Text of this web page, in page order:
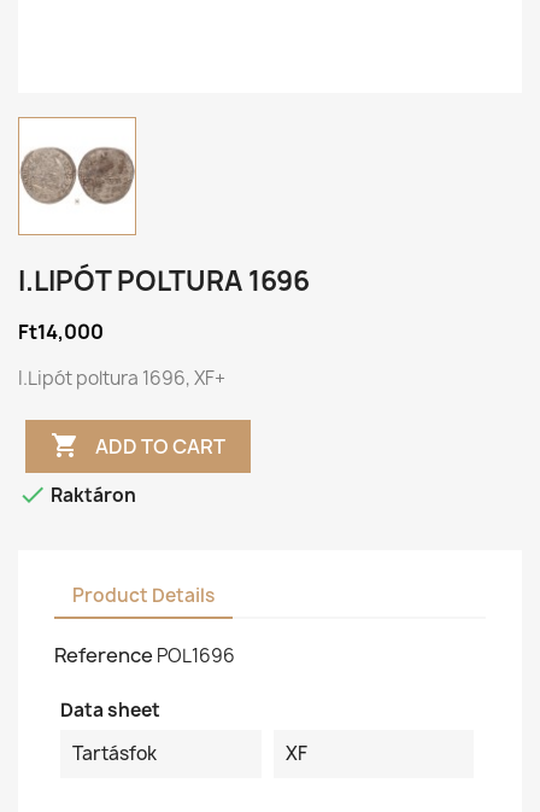
I.LIPÓT POLTURA 1696
Ft14,000
I.Lipót poltura 1696, XF+
 ADD TO CART
 Raktáron
Product Details
Reference POL1696
Data sheet
Tartásfok
XF